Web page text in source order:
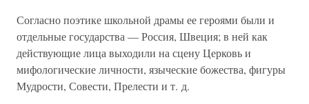
Согласно поэтике школьной драмы ее героями были и
отдельные государства — Россия, Швеция; в ней как
действующие лица выходили на сцену Церковь и
мифологические личности, языческие божества, фигуры
Мудрости, Совести, Прелести и т. д.